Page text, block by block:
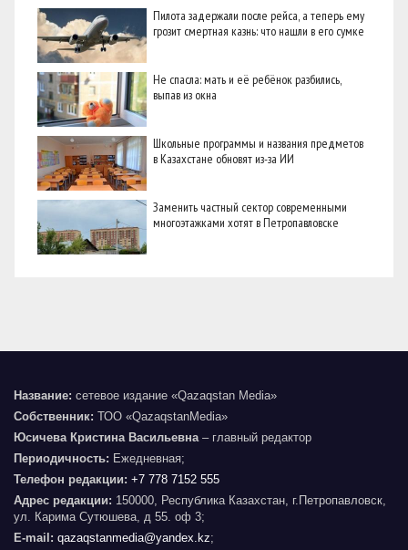
Пилота задержали после рейса, а теперь ему
грозит смертная казнь: что нашли в его сумке
Не спасла: мать и её ребёнок разбились,
выпав из окна
Школьные программы и названия предметов
в Казахстане обновят из-за ИИ
Заменить частный сектор современными
многоэтажками хотят в Петропавловске
Название: сетевое издание «Qazaqstan Media»
Собственник: ТОО «QazaqstanMedia»
Юсичева Кристина Васильевна – главный редактор
Периодичность: Ежедневная;
Телефон редакции: +7 778 7152 555
Адрес редакции: 150000, Республика Казахстан, г.Петропавловск,
ул. Карима Сутюшева, д 55. оф 3;
E-mail: qazaqstanmedia@yandex.kz;